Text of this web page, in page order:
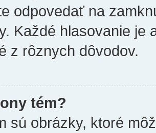
odpovedať na
Každé hlasovanie je
z rôznych dôvodov.
tém?
sú obrázky, ktoré